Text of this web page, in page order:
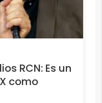
RCN: Es un
como